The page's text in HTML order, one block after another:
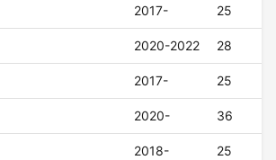
2017- 25
2020-2022 28
2017- 25
2020- 36
2018- 25